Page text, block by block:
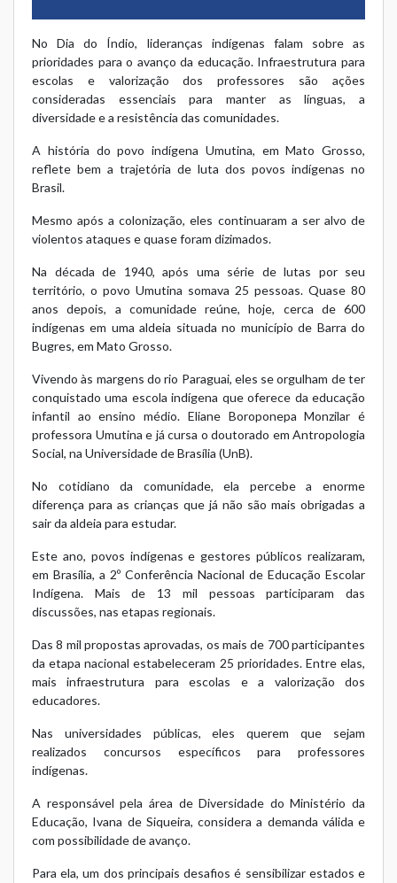
No Dia do Índio, lideranças indígenas falam sobre as
prioridades para o avanço da educação. Infraestrutura para
escolas e valorização dos professores são ações
consideradas essenciais para manter as línguas, a
diversidade e a resistência das comunidades.
A história do povo indígena Umutina, em Mato Grosso,
reflete bem a trajetória de luta dos povos indígenas no
Brasil.
Mesmo após a colonização, eles continuaram a ser alvo de
violentos ataques e quase foram dizimados.
Na década de 1940, após uma série de lutas por seu
território, o povo Umutina somava 25 pessoas. Quase 80
anos depois, a comunidade reúne, hoje, cerca de 600
indígenas em uma aldeia situada no município de Barra do
Bugres, em Mato Grosso.
Vivendo às margens do rio Paraguai, eles se orgulham de ter
conquistado uma escola indígena que oferece da educação
infantil ao ensino médio. Eliane Boroponepa Monzilar é
professora Umutina e já cursa o doutorado em Antropologia
Social, na Universidade de Brasília (UnB).
No cotidiano da comunidade, ela percebe a enorme
diferença para as crianças que já não são mais obrigadas a
sair da aldeia para estudar.
Este ano, povos indígenas e gestores públicos realizaram,
em Brasília, a 2º Conferência Nacional de Educação Escolar
Indígena. Mais de 13 mil pessoas participaram das
discussões, nas etapas regionais.
Das 8 mil propostas aprovadas, os mais de 700 participantes
da etapa nacional estabeleceram 25 prioridades. Entre elas,
mais infraestrutura para escolas e a valorização dos
educadores.
Nas universidades públicas, eles querem que sejam
realizados concursos específicos para professores
indígenas.
A responsável pela área de Diversidade do Ministério da
Educação, Ivana de Siqueira, considera a demanda válida e
com possibilidade de avanço.
Para ela, um dos principais desafios é sensibilizar estados e